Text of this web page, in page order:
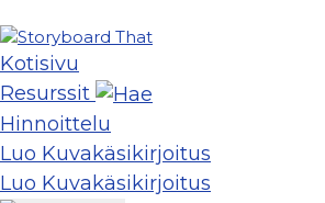
Kotisivu
Resurssit
Hinnoittelu
Luo Kuvakäsikirjoitus
Luo Kuvakäsikirjoitus